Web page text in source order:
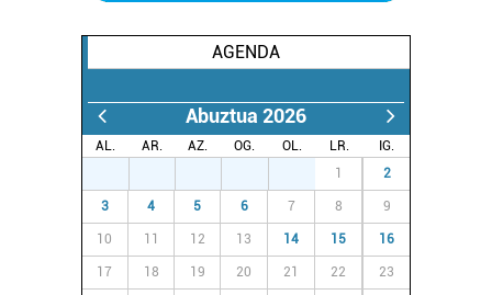
AGENDA
Abuztua 2026
AL. AR. AZ. OG. OL. LR.
IG.
1 2
3 4 5 6 7 8 9
10 11 12 13 14 15 16
17 18 19 20 21 22 23